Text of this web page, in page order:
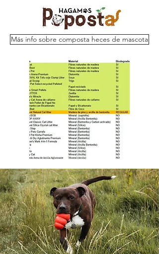
Más info sobre composta heces de mascota